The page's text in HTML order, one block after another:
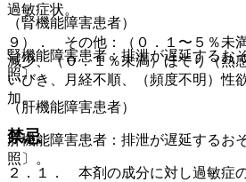
（腎機能障害患者）
腎機能障害患者：排泄が遅延するお
照〕。
（肝機能障害患者）
肝機能障害患者：排泄が遅延するお
照〕。
過敏症状。
９）． その他：（０．１〜５％未
減少、（０．１％未満）ほてり（熱
いびき、月経不順、（頻度不明）性
加。
禁忌
２．１． 本剤の成分に対し過敏症